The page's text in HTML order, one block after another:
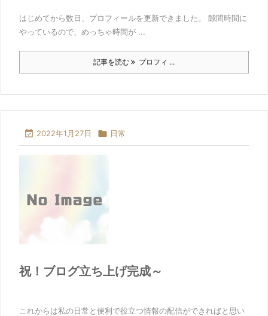
はじめてから数日、プロフィールを更新できました。 隙間時間に
やっているので、めっちゃ時間が ...
記事を読む プロフィ ...
 2022年1月27日  日常
祝！ブログ立ち上げ完成～
これからは私の日常と便利で役立つ情報の配信ができればと思い